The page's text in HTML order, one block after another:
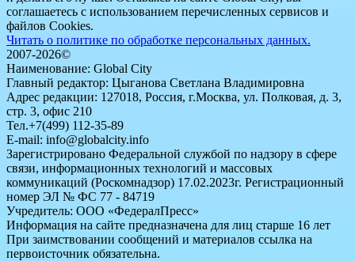
соглашаетесь с использованием перечисленных сервисов и
файлов Cookies.
Читать о политике по обработке персональных данных.
2007-2026©
Наименование: Global City
Главный редактор: Цыганова Светлана Владимировна
Адрес редакции: 127018, Россия, г.Москва, ул. Полковая, д. 3,
стр. 3, офис 210
Тел.+7(499) 112-35-89
E-mail: info@globalcity.info
Зарегистрировано Федеральной службой по надзору в сфере
связи, информационных технологий и массовых
коммуникаций (Роскомнадзор) 17.02.2023г. Регистрационный
номер ЭЛ № ФС 77 - 84719
Учредитель: ООО «ФедералПресс»
Информация на сайте предназначена для лиц старше 16 лет
При заимствовании сообщений и материалов ссылка на
первоисточник обязательна.